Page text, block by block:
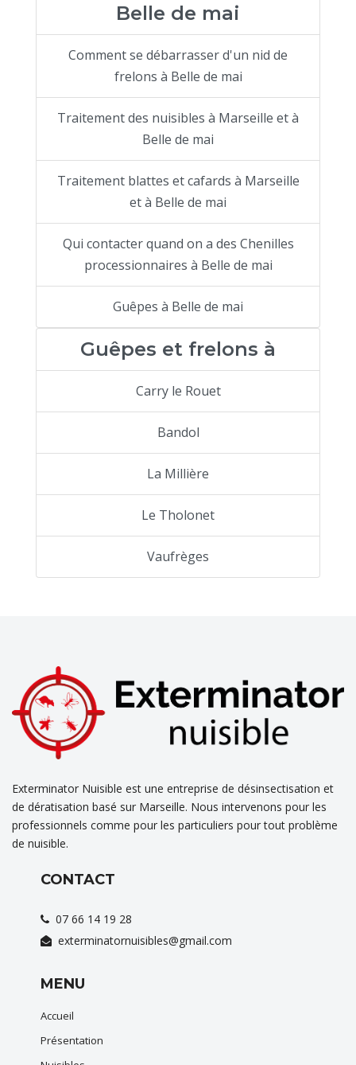
Belle de mai
Comment se débarrasser d'un nid de
frelons à Belle de mai
Traitement des nuisibles à Marseille et à
Belle de mai
Traitement blattes et cafards à Marseille
et à Belle de mai
Qui contacter quand on a des Chenilles
processionnaires à Belle de mai
Guêpes à Belle de mai
Guêpes et frelons à
Carry le Rouet
Bandol
La Millière
Le Tholonet
Vaufrèges
Exterminator Nuisible est une entreprise de désinsectisation et
de dératisation basé sur Marseille. Nous intervenons pour les
professionnels comme pour les particuliers pour tout problème
de nuisible.
CONTACT
07 66 14 19 28
exterminatornuisibles@gmail.com
MENU
Accueil
Présentation